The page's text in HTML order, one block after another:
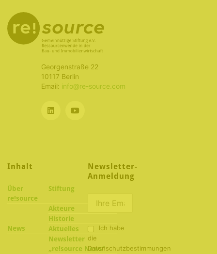
Georgenstraße 22
10117 Berlin
Email: info@re-source.com
Inhalt
Über
re!source
Stiftung
Akteure
Historie
News
Aktuelles
Newsletter
„re!source News“
Newsletter-
Anmeldung
Ich habe
die
Datenschutzbestimmungen